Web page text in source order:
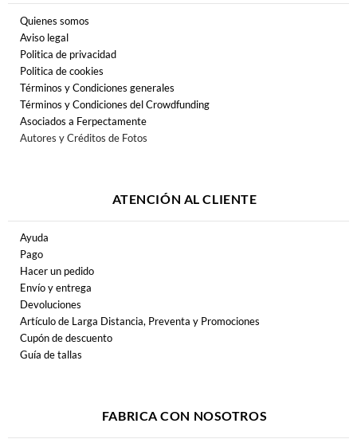
Quienes somos
Aviso legal
Politica de privacidad
Politica de cookies
Términos y Condiciones generales
Términos y Condiciones del Crowdfunding
Asociados a Ferpectamente
Autores y Créditos de Fotos
ATENCIÓN AL CLIENTE
Ayuda
Pago
Hacer un pedido
Envío y entrega
Devoluciones
Artículo de Larga Distancia, Preventa y Promociones
Cupón de descuento
Guía de tallas
FABRICA CON NOSOTROS